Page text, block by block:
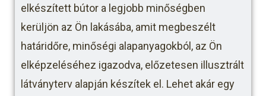
elkészített bútor a legjobb minőségben
kerüljön az Ön lakásába, amit megbeszélt
határidőre, minőségi alapanyagokból, az Ön
elképzeléséhez igazodva, előzetesen illusztrált
látványterv alapján készítek el. Lehet akár egy